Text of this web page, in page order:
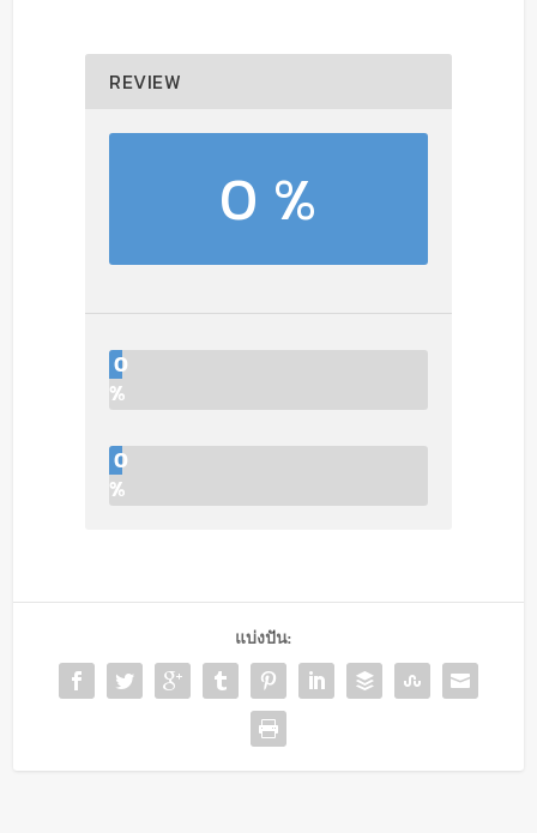
REVIEW
0 %
0
%
0
%
แบ่งปัน: